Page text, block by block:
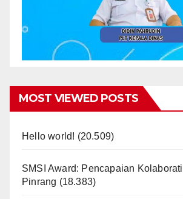
MOST VIEWED POSTS
Hello world! (20.509)
SMSI Award: Pencapaian
Pinrang (18.383)